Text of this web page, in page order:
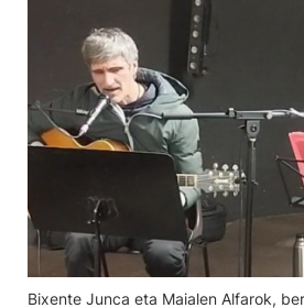
Bixente Junca eta Maialen Alfarok,